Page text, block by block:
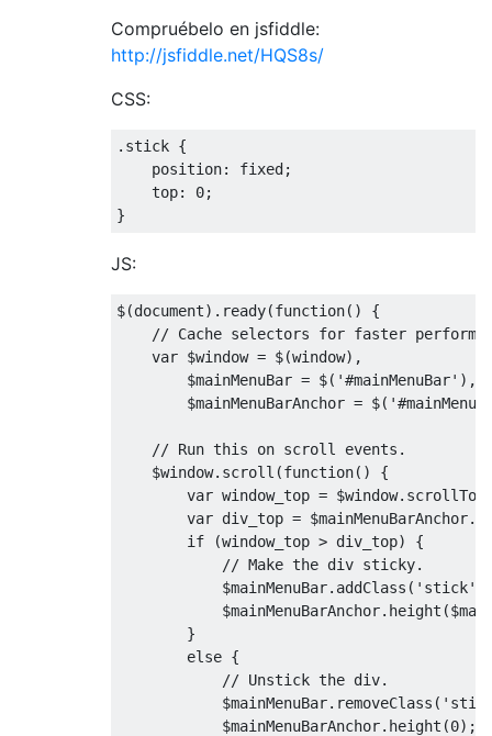
Compruébelo en jsfiddle:
http://jsfiddle.net/HQS8s/
CSS:
. stick {
    position
: fixed;
    top
: 0;
}
JS:
$(document). ready(function()
{
// Cache selectors for faster
var $window = $(window),
        $mainMenuBar
= $( '#mainMenuBar' ),
        $mainMenuBarAnchor
= $(
// Run this on scroll events.
    $window
. scroll (function()
{
var window_top = $window. scrollTop
var div_top = $mainMenuBarAnchor.
if
(window_top > div_top)
{
// Make the div sticky.
            $mainMenuBar
. addClass ( 'stick'
            $mainMenuBarAnchor
. height (
}
else {
// Unstick the div.
            $mainMenuBar
. removeClass (
            $mainMenuBarAnchor
. height (0);